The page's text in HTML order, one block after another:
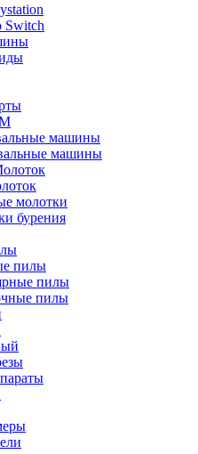
Switch
машины
машины
молотки
бурения
пилы
пилы
пилы